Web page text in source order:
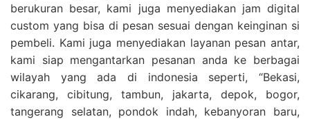
berukuran besar, kami juga menyediakan jam digital
custom yang bisa di pesan sesuai dengan keinginan si
pembeli. Kami juga menyediakan layanan pesan antar,
kami siap mengantarkan pesanan anda ke berbagai
wilayah yang ada di indonesia seperti, “Bekasi,
cikarang, cibitung, tambun, jakarta, depok, bogor,
tangerang selatan, pondok indah, kebanyoran baru,